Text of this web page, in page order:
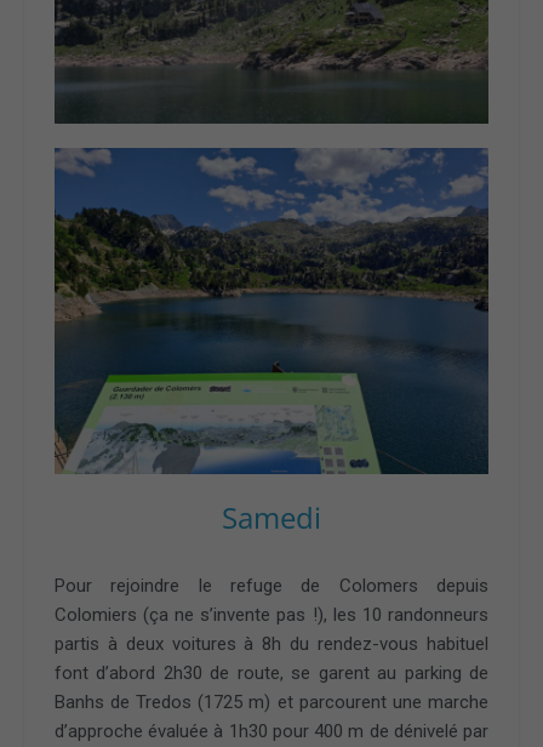
Samedi
Pour rejoindre le refuge de Colomers depuis
Colomiers (ça ne s’invente pas !), les 10 randonneurs
partis à deux voitures à 8h du rendez-vous habituel
font d’abord 2h30 de route, se garent au parking de
Banhs de Tredos (1725 m) et parcourent une marche
d’approche évaluée à 1h30 pour 400 m de dénivelé par